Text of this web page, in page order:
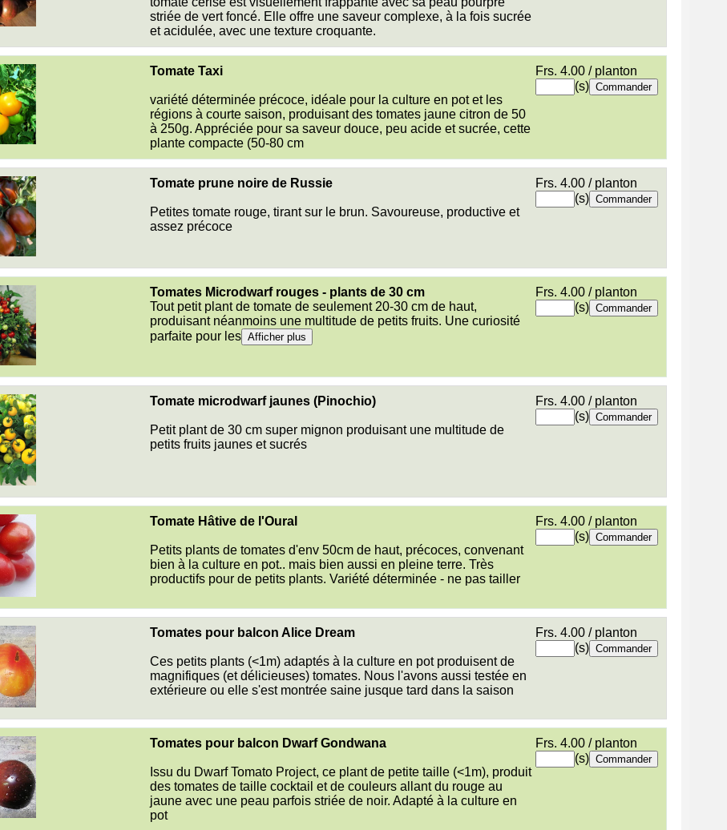
striée de vert foncé. Elle offre une saveur complexe, à la fois sucrée
et acidulée, avec une texture croquante.
Tomate Taxi
variété déterminée précoce, idéale pour la culture en pot et les
régions à courte saison, produisant des tomates jaune citron de 50
à 250g. Appréciée pour sa saveur douce, peu acide et sucrée, cette
plante compacte (50-80 cm
Frs. 4.00 / planton
(s)
Tomate prune noire de Russie
Petites tomate rouge, tirant sur le brun. Savoureuse, productive et
assez précoce
Frs. 4.00 / planton
(s)
Tomates Microdwarf rouges - plants de 30 cm
Tout petit plant de tomate de seulement 20-30 cm de haut,
produisant néanmoins une multitude de petits fruits. Une curiosité
parfaite pour les Afficher plus
Frs. 4.00 / planton
(s)
Tomate microdwarf jaunes (Pinochio)
Petit plant de 30 cm super mignon produisant une multitude de
petits fruits jaunes et sucrés
Frs. 4.00 / planton
(s)
Tomate Hâtive de l'Oural
Petits plants de tomates d'env 50cm de haut, précoces, convenant
bien à la culture en pot.. mais bien aussi en pleine terre. Très
productifs pour de petits plants. Variété déterminée - ne pas tailler
Frs. 4.00 / planton
(s)
Tomates pour balcon Alice Dream
Ces petits plants (<1m) adaptés à la culture en pot produisent de
magnifiques (et délicieuses) tomates. Nous l'avons aussi testée en
extérieure ou elle s'est montrée saine jusque tard dans la saison
Frs. 4.00 / planton
(s)
Tomates pour balcon Dwarf Gondwana
Issu du Dwarf Tomato Project, ce plant de petite taille (<1m), produit
des tomates de taille cocktail et de couleurs allant du rouge au
jaune avec une peau parfois striée de noir. Adapté à la culture en
pot
Frs. 4.00 / planton
(s)